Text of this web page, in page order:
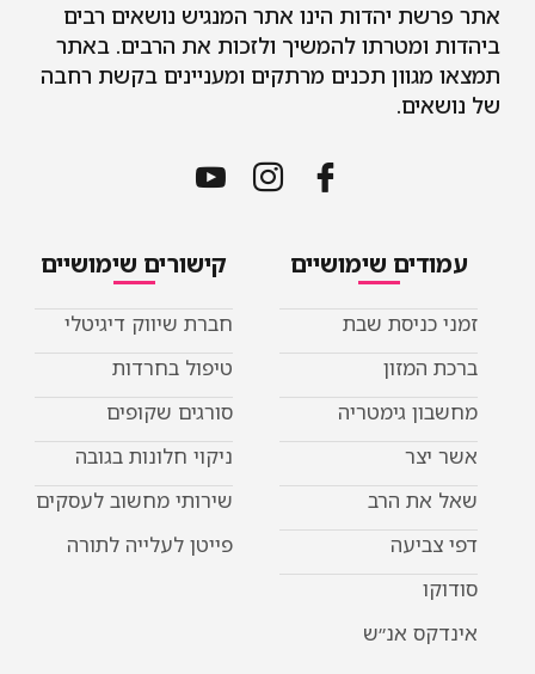
אתר פרשת יהדות הינו אתר המנגיש נושאים רבים
ביהדות ומטרתו להמשיך ולזכות את הרבים. באתר
תמצאו מגוון תכנים מרתקים ומעניינים בקשת רחבה
של נושאים.
עמודים שימושיים
זמני כניסת שבת
ברכת המזון
מחשבון גימטריה
אשר יצר
שאל את הרב
דפי צביעה
סודוקו
אינדקס אנ״ש
קישורים שימושיים
חברת שיווק דיגיטלי
טיפול בחרדות
סורגים שקופים
ניקוי חלונות בגובה
שירותי מחשוב לעסקים
פייטן לעלייה לתורה